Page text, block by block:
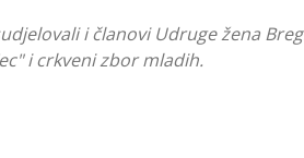
i članovi Udruge žena
i crkveni zbor mladih.